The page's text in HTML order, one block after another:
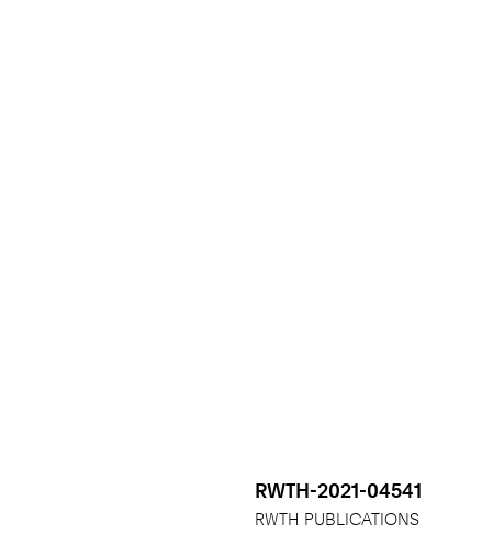
RWTH-2021-04541
RWTH PUBLICATIONS